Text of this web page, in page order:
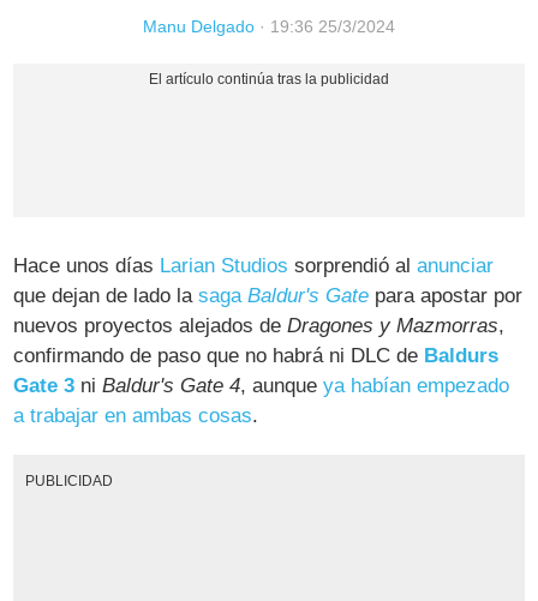
Manu Delgado · 19:36 25/3/2024
Hace unos días Larian Studios sorprendió alanunciar
que dejan de lado lasagaBaldur's Gate para apostar por
nuevos proyectos alejados deDragones y Mazmorras,
confirmando de paso que no habrá ni DLC de Baldurs
Gate 3 niBaldur's Gate 4, aunqueya habían empezado
a trabajar en ambas cosas.
PUBLICIDAD